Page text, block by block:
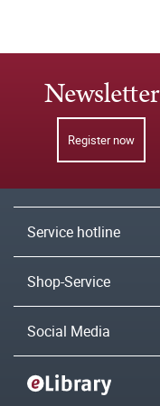
Newsletter
Register now
Service hotline
Shop-Service
Social Media